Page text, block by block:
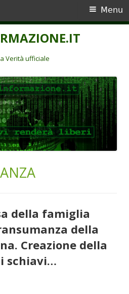
Verità ufficiale
Menu
della famiglia
della
Creazione della
schiavi…